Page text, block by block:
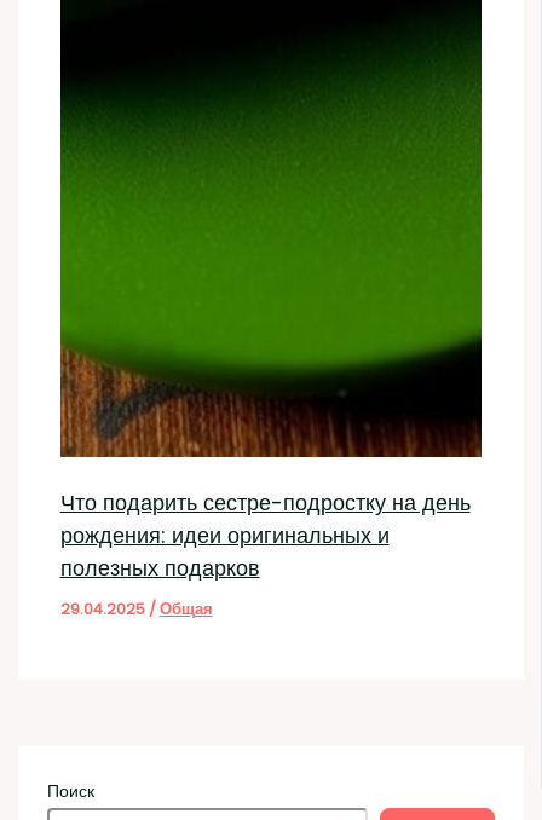
Что подарить сестре-подростку на день
рождения: идеи оригинальных и
полезных подарков
29.04.2025 /Общая
Поиск